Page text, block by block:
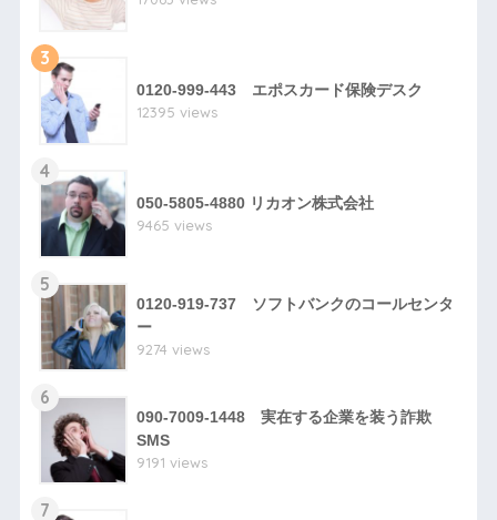
3
0120-999-443 エポスカード保険デスク
12395 views
4
050-5805-4880 リカオン株式会社
9465 views
5
0120-919-737 ソフトバンクのコールセンタ
ー
9274 views
6
090-7009-1448 実在する企業を装う詐欺
SMS
9191 views
7